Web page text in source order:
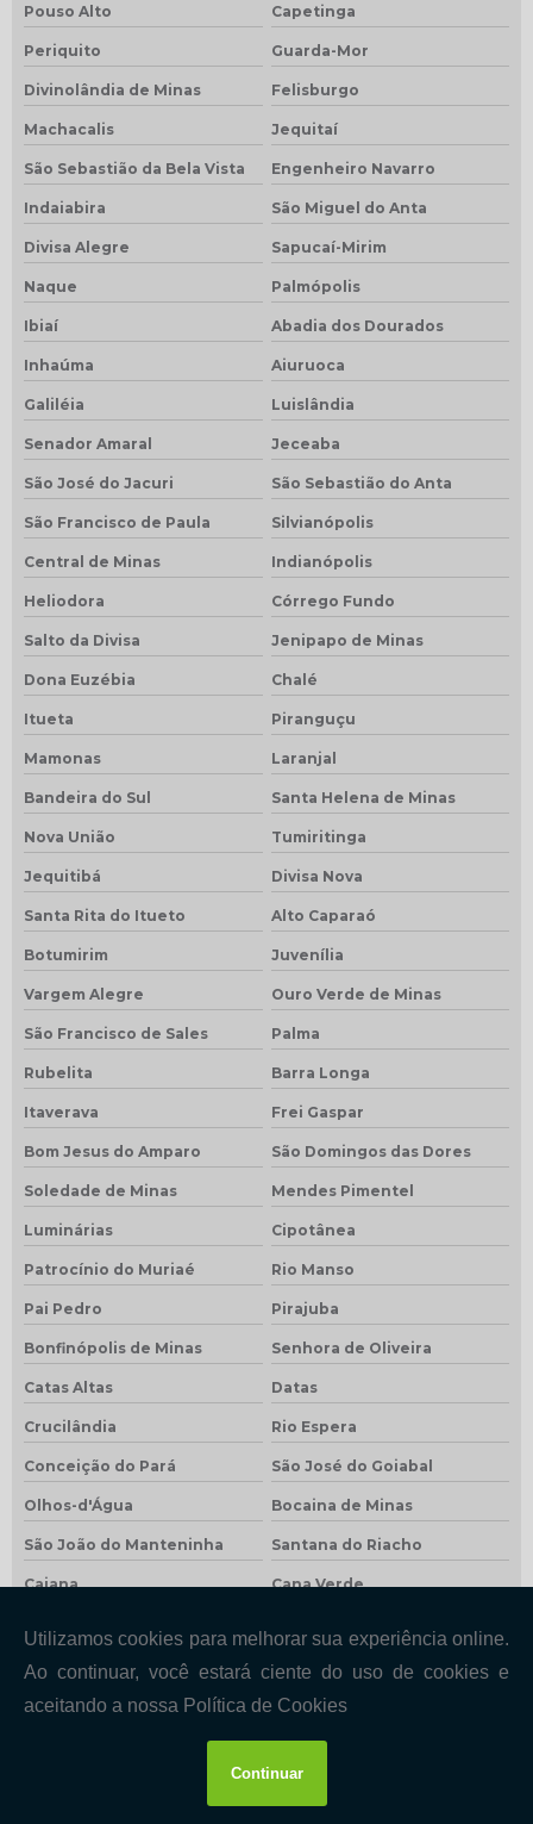
Pouso Alto Capetinga
Periquito Guarda-Mor
Divinolândia de Minas Felisburgo
Machacalis Jequitaí
São Sebastião da Bela Vista Engenheiro Navarro
Indaiabira São Miguel do Anta
Divisa Alegre Sapucaí-Mirim
Naque Palmópolis
Ibiaí Abadia dos Dourados
Inhaúma Aiuruoca
Galiléia Luislândia
Senador Amaral Jeceaba
São José do Jacuri São Sebastião do Anta
São Francisco de Paula Silvianópolis
Central de Minas Indianópolis
Heliodora Córrego Fundo
Salto da Divisa Jenipapo de Minas
Dona Euzébia Chalé
Itueta Piranguçu
Mamonas Laranjal
Bandeira do Sul Santa Helena de Minas
Nova União Tumiritinga
Jequitibá Divisa Nova
Santa Rita do Itueto Alto Caparaó
Botumirim Juvenília
Vargem Alegre Ouro Verde de Minas
São Francisco de Sales Palma
Rubelita Barra Longa
Itaverava Frei Gaspar
Bom Jesus do Amparo São Domingos das Dores
Soledade de Minas Mendes Pimentel
Luminárias Cipotânea
Patrocínio do Muriaé Rio Manso
Pai Pedro Pirajuba
Bonfinópolis de Minas Senhora de Oliveira
Catas Altas Datas
Crucilândia Rio Espera
Conceição do Pará São José do Goiabal
Olhos-d'Água Bocaina de Minas
São João do Manteninha Santana do Riacho
Caiana Cana Verde
Dom Silvério Ibertioga
Gurinhatã Madre de Deus de Minas
Entre Folhas
Jesuânia